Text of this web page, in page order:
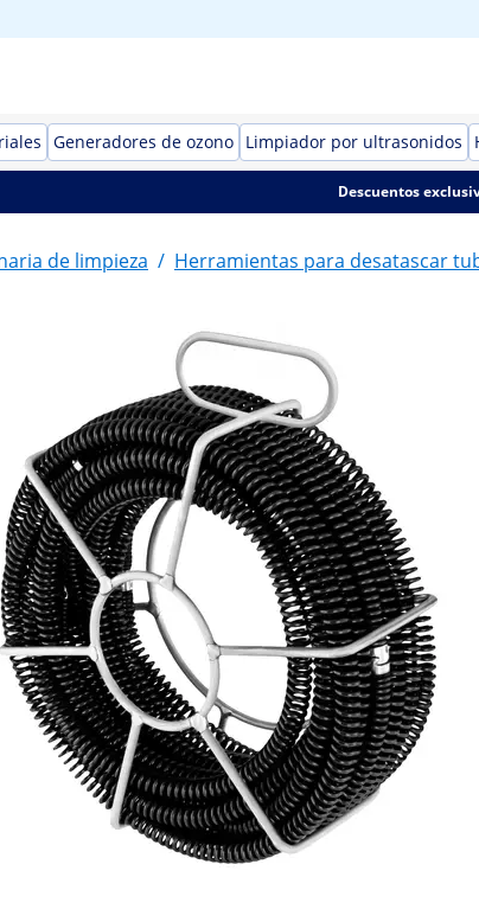
Generadores de ozono Limpiador por ultrasonidos
Descuentos
de limpieza / Herramientas para desatascar